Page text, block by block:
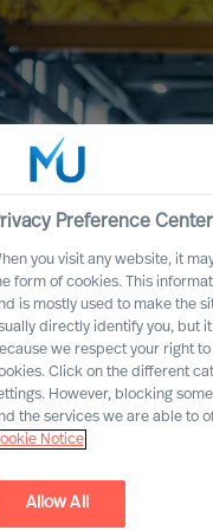
Preference Center
you visit any website, it
form of cookies. This
is mostly used to make the
directly identify you, but
we respect your right
Click on the different
However, blocking
the services we are able to
Notice
Allow All